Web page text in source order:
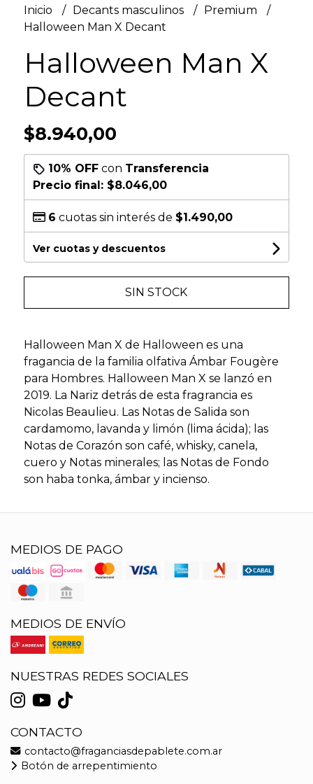
Inicio Decants masculinos
Premium
Halloween Man X Decant
Halloween Man X
Decant
$8.940,00
10% OFFcon Transferencia
Precio final: $8.046,00
6 cuotas sin interés de $1.490,00
Ver cuotas y descuentos
SIN STOCK
Halloween Man X de Halloween es una
fragancia de la familia olfativa Ámbar Fougère
para Hombres. Halloween Man X se lanzó en
2019. La Nariz detrás de esta fragrancia es
Nicolas Beaulieu. Las Notas de Salida son
cardamomo, lavanda y limón (lima ácida); las
Notas de Corazón son café, whisky, canela,
cuero y Notas minerales; las Notas de Fondo
son haba tonka, ámbar y incienso.
MEDIOS DE PAGO
MEDIOS DE ENVÍO
NUESTRAS REDES SOCIALES
CONTACTO
contacto@fraganciasdepablete.com.ar
Botón de arrepentimiento